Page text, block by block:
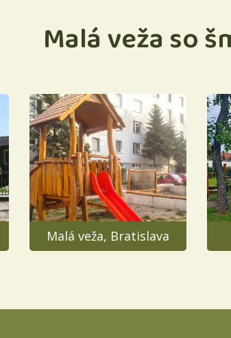
Malá veža so
Malá veža, Bratislava